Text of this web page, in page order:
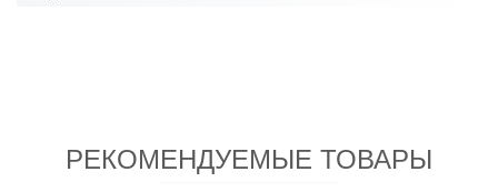
РЕКОМЕНДУЕМЫЕ ТОВАРЫ